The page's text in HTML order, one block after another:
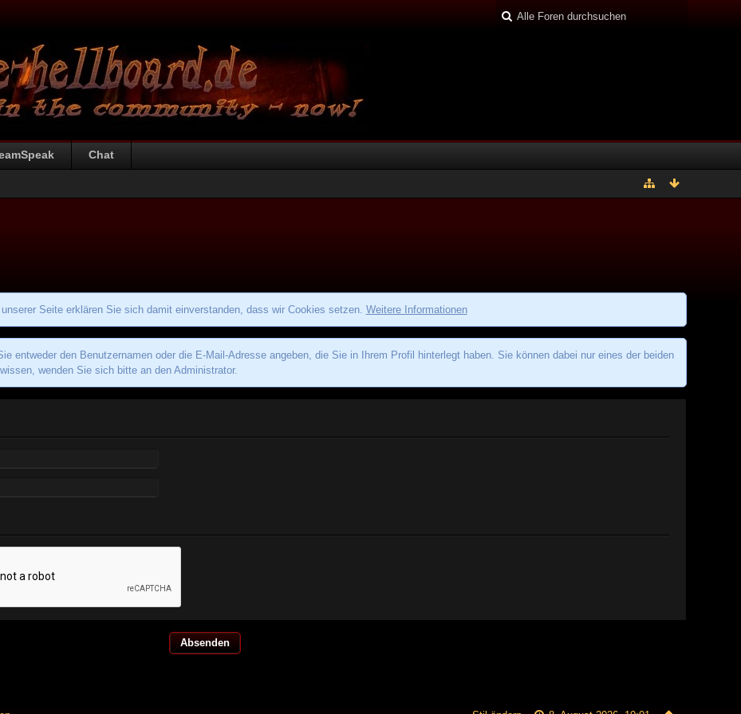
Chat
Seite erklären Sie sich damit einverstanden, dass wir Cookies setzen. Weitere Informationen
entweder den Benutzernamen oder die E-Mail-Adresse angeben, die Sie in Ihrem Profil hinterlegt haben. Sie können dabei nur eines der beiden
wenden Sie sich bitte an den Administrator.